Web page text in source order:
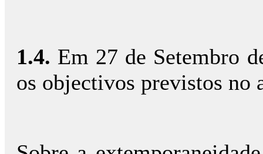
1.4. Em 27 de Setembro
os objectivos previstos no